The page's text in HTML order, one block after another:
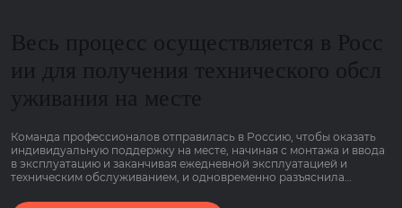
Весь процесс осуществляется в Росс
ии для получения технического обсл
уживания на месте
Команда профессионалов отправилась в Россию, чтобы оказать
индивидуальную поддержку на месте, начиная с монтажа и ввода
в эксплуатацию и заканчивая ежедневной эксплуатацией и
техническим обслуживанием, и одновременно разъяснила
потреблением газа и гарантией сроком на 2 года, чтобы клиенты